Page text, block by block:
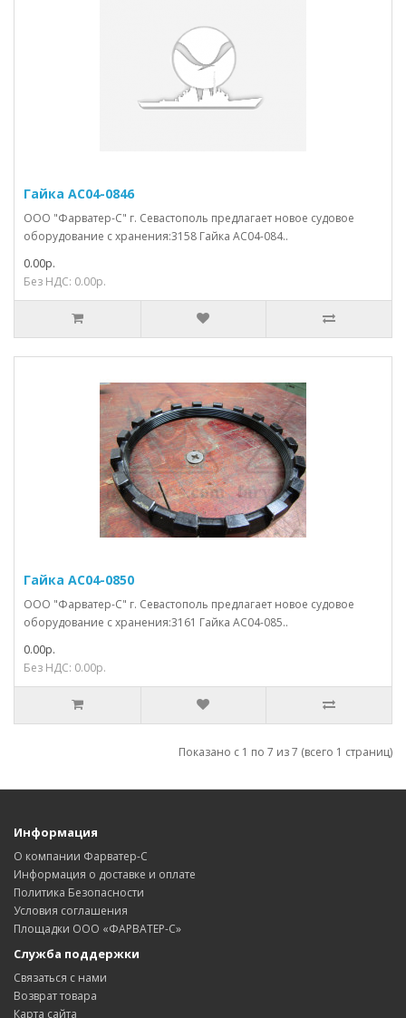
Гайка АС04-0846
ООО "Фарватер-С" г. Севастополь предлагает новое судовое
оборудование с хранения:3158 Гайка АС04-084..
0.00р.
Без НДС: 0.00р.
Гайка АС04-0850
ООО "Фарватер-С" г. Севастополь предлагает новое судовое
оборудование с хранения:3161 Гайка АС04-085..
0.00р.
Без НДС: 0.00р.
Показано с 1 по 7 из 7 (всего 1 страниц)
Информация
О компании Фарватер-С
Информация о доставке и оплате
Политика Безопасности
Условия соглашения
Площадки ООО «ФАРВАТЕР-С»
Служба поддержки
Связаться с нами
Возврат товара
Карта сайта